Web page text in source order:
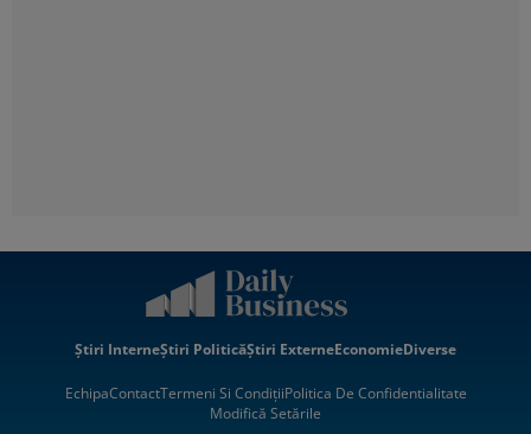
Știri InterneȘtiri PoliticăȘtiri ExterneEconomieDiverse
EchipaContactTermeni Si CondițiiPolitica De Confidentialitate
Modifică Setările